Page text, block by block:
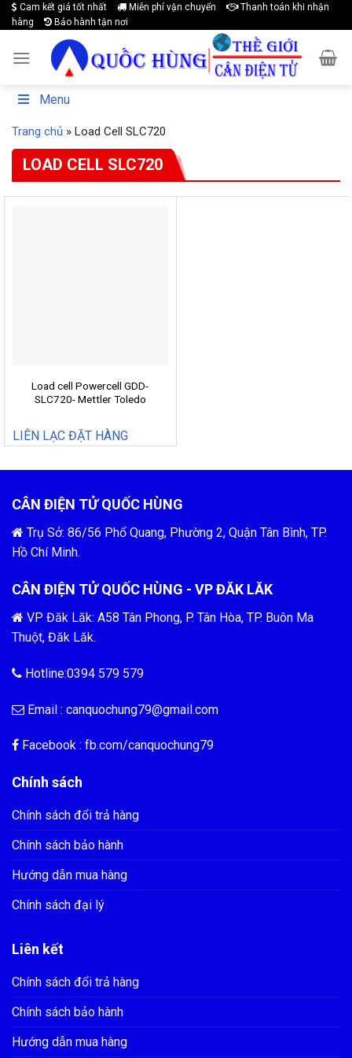
Skip
to
content
Cam kết giá tốt nhất Miễn phí vận chuyển
Thanh toán khi nhận
hàng
Bảo hành tận nơi
Menu
Trang chủ » Load Cell SLC720
LOAD CELL SLC720
Load cell Powercell GDD-
SLC720- Mettler Toledo
LIÊN LẠC ĐẶT HÀNG
CÂN ĐIỆN TỬ QUỐC HÙNG
Trụ Sở: 86/56 Phổ Quang, Phường 2, Quận Tân Bình, TP.
Hồ Chí Minh.
CÂN ĐIỆN TỬ QUỐC HÙNG - VP ĐĂK LĂK
VP Đăk Lăk: A58 Tân Phong, P. Tân Hòa, TP. Buôn Ma
Thuột, Đăk Lăk.
Hotline:0394 579 579
Email : canquochung79@gmail.com
Facebook : fb.com/canquochung79
Chính sách
Chính sách đổi trả hàng
Chính sách bảo hành
Hướng dẫn mua hàng
Chính sách đại lý
Liên kết
Chính sách đổi trả hàng
Chính sách bảo hành
Hướng dẫn mua hàng